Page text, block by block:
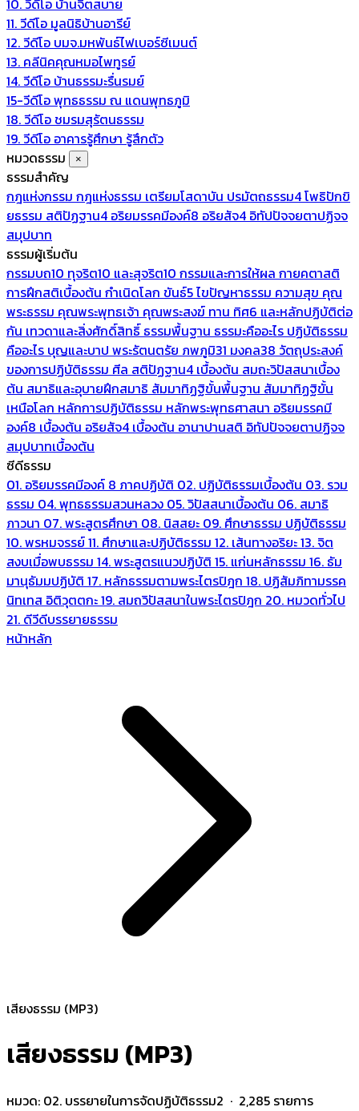
10. วีดีโอ บ้านจิตสบาย
11. วีดีโอ มูลนิธิบ้านอารีย์
12. วีดีโอ บมจ.มหพันธ์ไฟเบอร์ซีเมนต์
13. คลีนิคคุณหมอไพทูรย์
14. วีดีโอ บ้านธรรมะรื่นรมย์
15-วีดีโอ พุทธธรรม ณ แดนพุทธภูมิ
18. วีดีโอ ชมรมสุรัตนธรรม
19. วีดีโอ อาคารรู้ศึกษา รู้สึกตัว
หมวดธรรม
×
ธรรมสำคัญ
กฎแห่งกรรม กฎแห่งธรรม เตรียมโสดาบัน ปรมัตถธรรม4โพธิปักขิ
ยธรรม สติปัฏฐาน4 อริยมรรคมีองค์8 อริยสัจ4 อิทัปปัจจยตาปฏิจจ
สมุปบาท
ธรรมผู้เริ่มต้น
กรรมบถ10 ทุจริต10 และสุจริต10 กรรมและการให้ผล กายคตาสติ
การฝึกสติเบื้องต้น กำเนิดโลก ขันธ์5ไขปัญหาธรรม ความสุข คุณ
พระธรรม คุณพระพุทธเจ้า คุณพระสงฆ์ ทาน ทิศ6 และหลักปฏิบัติต่อ
กัน เทวดาและสิ่งศักดิ์สิทธิ์ธรรมพื้นฐาน ธรรมะคืออะไร ปฏิบัติธรรม
คืออะไร บุญและบาป พระรัตนตรัย ภพภูมิ31 มงคล38 วัตถุประสงค์
ของการปฏิบัติธรรม ศีล สติปัฏฐาน4 เบื้องต้น สมถะวิปัสสนาเบื้อง
ต้น สมาธิและอุบายฝึกสมาธิ สัมมาทิฏฐิขั้นพื้นฐาน สัมมาทิฏฐิขั้น
เหนือโลก หลักการปฏิบัติธรรม หลักพระพุทธศาสนา อริยมรรคมี
องค์8 เบื้องต้น อริยสัจ4 เบื้องต้น อานาปานสติ อิทัปปัจจยตาปฏิจจ
สมุปบาทเบื้องต้น
ซีดีธรรม
01. อริยมรรคมีองค์ 8 ภาคปฏิบัติ 02. ปฏิบัติธรรมเบื้องต้น 03. รวม
ธรรม 04. พุทธธรรมสวนหลวง 05. วิปัสสนาเบื้องต้น 06. สมาธิ
ภาวนา 07. พระสูตรศึกษา 08. นิสสยะ 09. ศึกษาธรรม ปฏิบัติธรรม
10. พรหมจรรย์11. ศึกษาและปฏิบัติธรรม 12. เส้นทางอริยะ13. จิต
สงบเมื่อพบธรรม 14. พระสูตรแนวปฏิบัติ 15. แก่นหลักธรรม 16. ธัม
มานุธัมมปฏิบัติ 17. หลักธรรมตามพระไตรปิฎก 18. ปฏิสัมภิทามรรค
นิทเทส อิติวุตตกะ19. สมถวิปัสสนาในพระไตรปิฎก 20. หมวดทั่วไป
21. ดีวีดีบรรยายธรรม
หน้าหลัก
เสียงธรรม (MP3)
เสียงธรรม (MP3)
หมวด: 02. บรรยายในการจัดปฏิบัติธรรม2 · 2,285 รายการ